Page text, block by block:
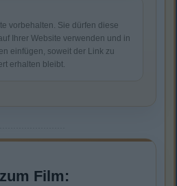
vorbehalten. Sie dürfen diese
Ihrer Website verwenden und in
einfügen, soweit der Link zu
erhalten bleibt.
Film: